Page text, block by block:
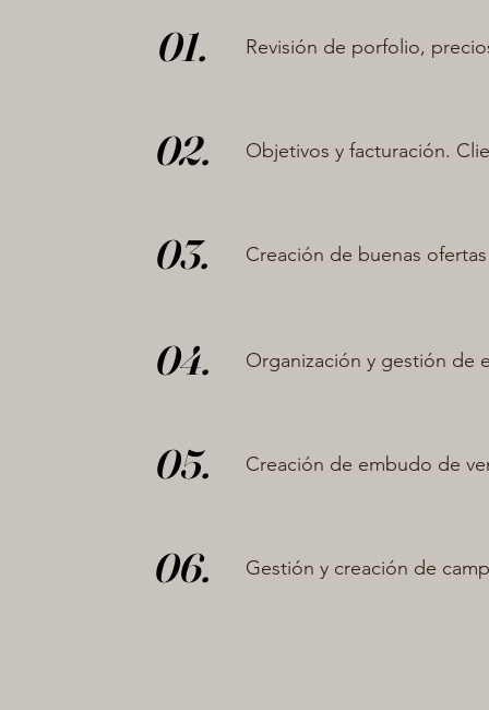
01. Revisión de porfolio,
02. Objetivos y facturación.
03. Creación de buenas
04. Organización y gestión de
05. Creación de embudo de
06. Gestión y creación de